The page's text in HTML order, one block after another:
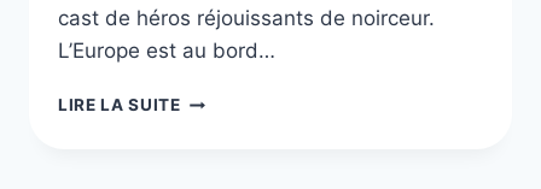
cast de héros réjouissants de noirceur.
L’Europe est au bord…
LIRE LA SUITELES